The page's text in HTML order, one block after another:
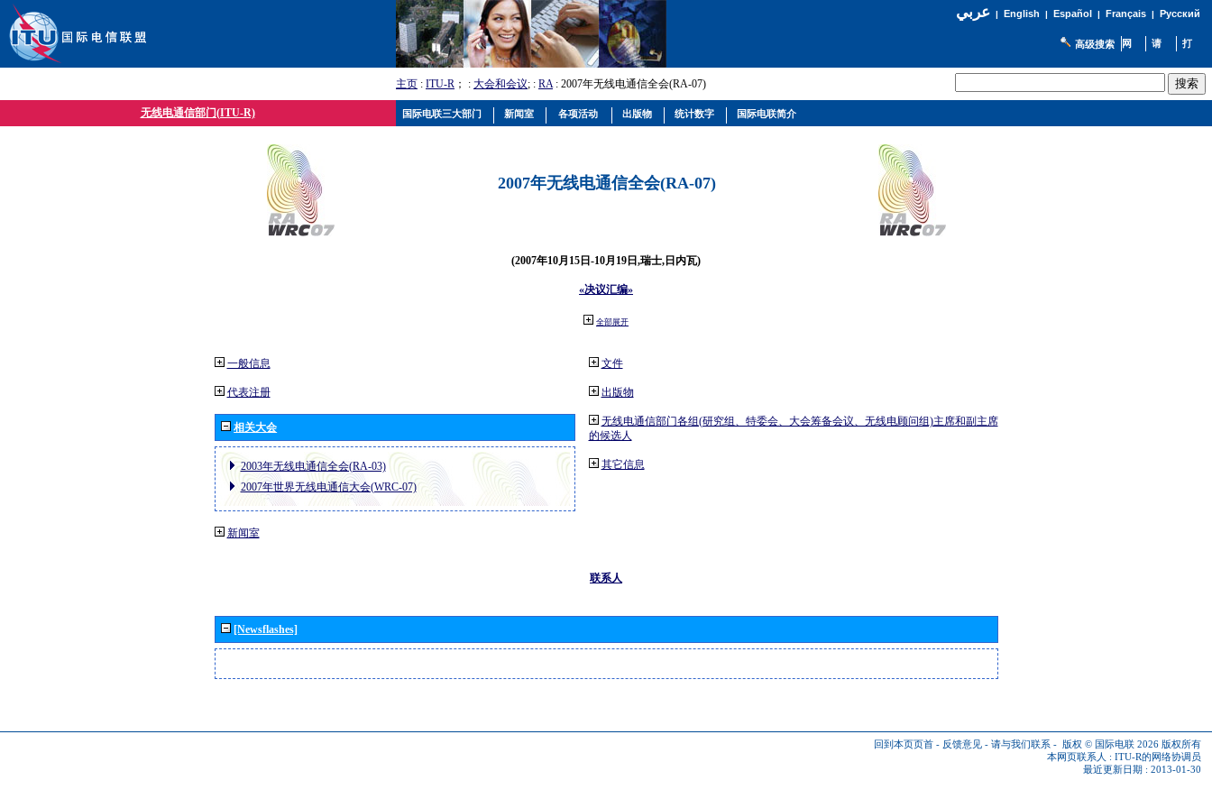
عربي| English | Español | Français| Русский
高级搜索
主页 : ITU-R ； : 大会和会议; : RA: 2007年无线电通信全会(RA-07)
无线电通信部门(ITU-R)
2007年无线电通信全会(RA-07)
(2007年10月15日-10月19日,瑞士,日内瓦)
«决议汇编»
全部展开
一般信息
代表注册
相关大会
2003年无线电通信全会(RA-03)
2007年世界无线电通信大会(WRC-07)
新闻室
文件
出版物
无线电通信部门各组(研究组、特委会、大会筹备会议、无线电顾问组)主席和副主席
的候选人
其它信息
联系人
[Newsflashes]
回到本页页首 - 反馈意见 - 请与我们联系 - 版权 © 国际电联 2026 版权所有
本网页联系人 : ITU-R的网络协调员
最近更新日期 : 2013-01-30
国际电联三大部门 新闻室 各项活动 出版物 统计数字 国际电联简介